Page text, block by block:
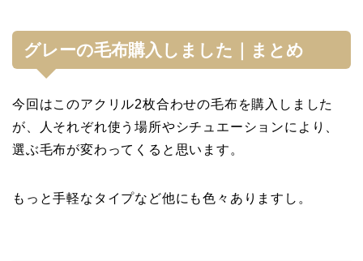
グレーの毛布購入しました｜まとめ
今回はこのアクリル2枚合わせの毛布を購入しました
が、人それぞれ使う場所やシチュエーションにより、
選ぶ毛布が変わってくると思います。
もっと手軽なタイプなど他にも色々ありますし。